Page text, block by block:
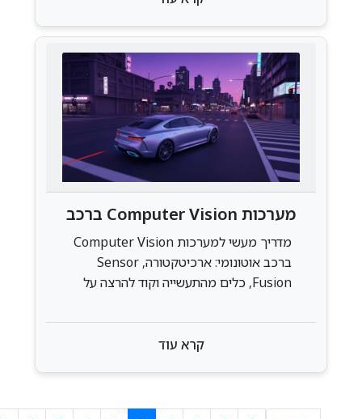
מערכות Computer Vision ברכב
אוטונומי: מדריך מעשי
מדריך מעשי למערכות Computer Vision
ברכב אוטונומי: ארכיטקטורה, Sensor
Fusion, כלים מהתעשייה וקוד להרצה על
קרא עוד